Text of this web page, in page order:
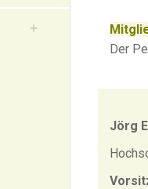
Der
Jörg